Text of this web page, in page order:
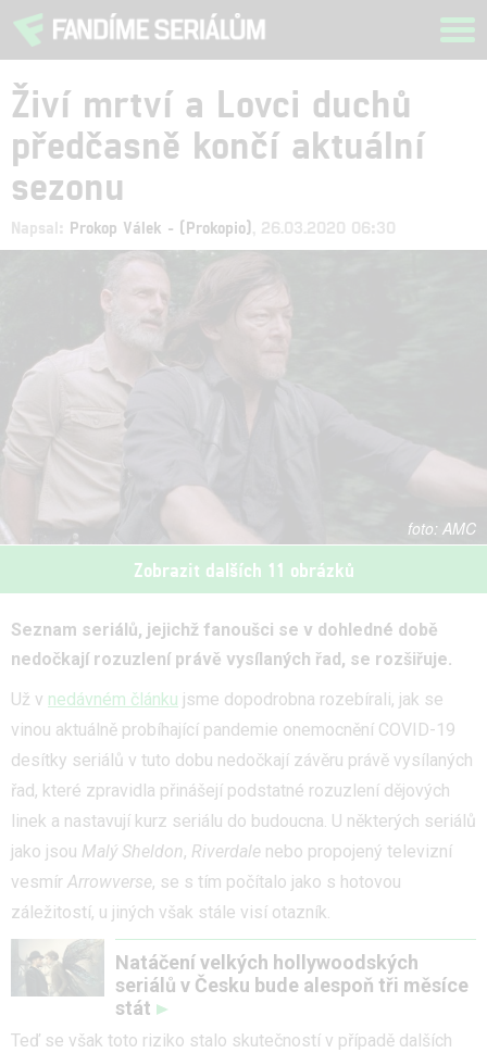
Živí mrtví a Lovci duchů
předčasně končí aktuální
sezonu
Napsal: Prokop Válek - (Prokopio) , 26.03.2020 06:30
AMC
Zobrazit dalších 11 obrázků
Seznam seriálů, jejichž fanoušci se v dohledné době
nedočkají rozuzlení právě vysílaných řad, se rozšiřuje.
Už v nedávném článku jsme dopodrobna rozebírali, jak se
vinou aktuálně probíhající pandemie onemocnění COVID-19
desítky seriálů v tuto dobu nedočkají závěru právě vysílaných
řad, které zpravidla přinášejí podstatné rozuzlení dějových
linek a nastavují kurz seriálu do budoucna. U některých seriálů
jako jsou Malý Sheldon, Riverdale nebo propojený televizní
vesmír Arrowverse, se s tím počítalo jako s hotovou
záležitostí, u jiných však stále visí otazník.
Natáčení velkých hollywoodských
seriálů v Česku bude alespoň tři měsíce
stát
Teď se však toto riziko stalo skutečností v případě dalších